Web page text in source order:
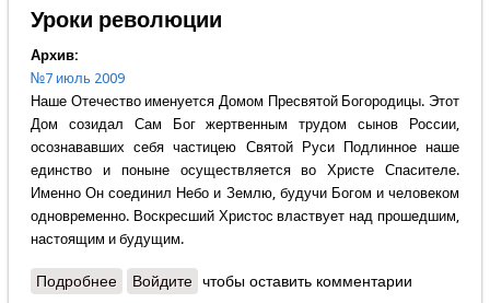
Уроки революции
Архив:
№7 июль 2009
Наше Отечество именуется Домом Пресвятой Богородицы. Этот
Дом созидал Сам Бог жертвенным трудом сынов России,
осознававших себя частицею Святой Руси Подлинное наше
единство и поныне осуществляется во Христе Спасителе.
Именно Он соединил Небо и Землю, будучи Богом и человеком
одновременно. Воскресший Христос властвует над прошедшим,
настоящим и будущим.
Подробнеео Протоиерей Артемий Владимиров - Уроки
Войдите чтобы оставить комментарии